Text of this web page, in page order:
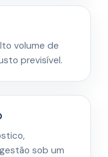
volume de
previsível.
sob um